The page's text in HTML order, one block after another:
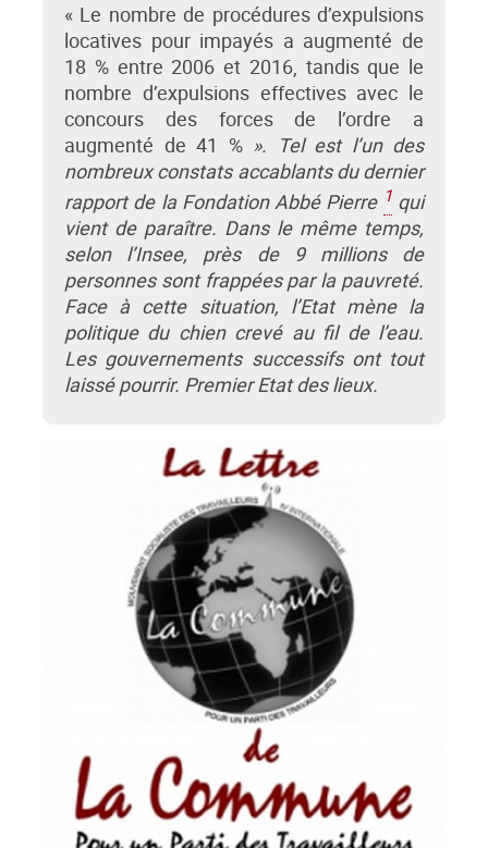
« Le nombre de procédures d’expulsions
locatives pour impayés a augmenté de
18 % entre 2006 et 2016, tandis que le
nombre d’expulsions effectives avec le
concours des forces de l’ordre a
augmenté de 41 % ». Tel est l’un des
nombreux constats accablants du dernier
rapport de la Fondation Abbé Pierre 1qui
vient de paraître. Dans le même temps,
selon l’Insee, près de 9 millions de
personnes sont frappées par la pauvreté.
Face à cette situation, l’Etat mène la
politique du chien crevé au fil de l’eau.
Les gouvernements successifs ont tout
laissé pourrir. Premier Etat des lieux.